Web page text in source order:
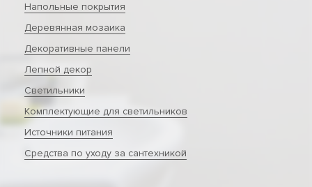
Напольные покрытия
Деревянная мозаика
Декоративные панели
Лепной декор
Светильники
Комплектующие для светильников
Источники питания
Средства по уходу за сантехникой